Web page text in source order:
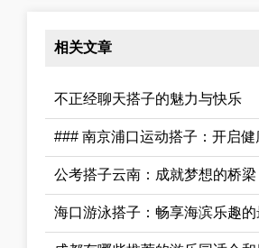
相关文章
不正经聊天搭子的魅力与快乐
### 南京浦口运动搭子：开启
公考搭子云南：成就梦想的桥梁
海口游泳搭子：畅享海滨乐趣